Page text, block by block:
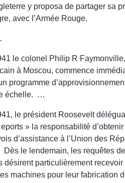
y proposa de partager sa
avec l’Armée Rouge.
le colonel Philip R
à Moscou, commence
programme
échelle. …
le président Roosevelt
» la responsabilité d’obtenir
d’assistance à l’Union des
Dès le lendemain, les requêtes
désirent particulièrement
machines pour leur fabrication